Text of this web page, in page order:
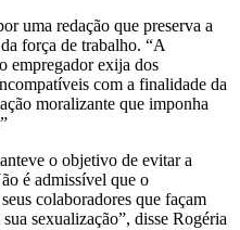
uma redação que preserva a
força de trabalho. “A
empregador exija dos
com a finalidade da
moralizante que imponha
o objetivo de evitar a
é admissível que o
colaboradores que façam
sexualização”, disse Rogéria